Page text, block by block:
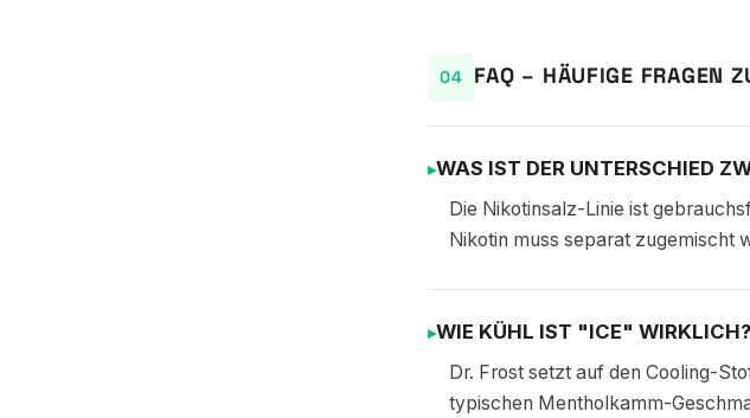
FAQ – HÄUFIGE FRAGEN
WAS IST DER UNTERSCHIED
Die Nikotinsalz-Linie ist
Nikotin muss separat zugemischt
WIE KÜHL IST "ICE" WIRKLICH?
Dr. Frost setzt auf den Cooling-
typischen Mentholkamm-